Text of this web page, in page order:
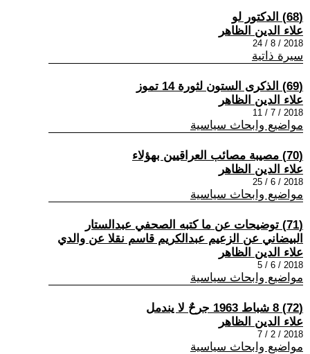
(68) الدكتور لو
علاء الدين الظاهر
2018 / 8 / 24
سيرة ذاتية
(69) الذكرى الستون لثورة 14 تموز
علاء الدين الظاهر
2018 / 7 / 11
مواضيع وابحاث سياسية
(70) مصيبة مصائب العراقيين بهؤلاء
علاء الدين الظاهر
2018 / 6 / 25
مواضيع وابحاث سياسية
(71) توضيحات عن ما كتبه الصحفي عبدالستار
البيضاني عن الزعيم عبدالكريم قاسم نقلا عن والدي
علاء الدين الظاهر
2018 / 6 / 5
مواضيع وابحاث سياسية
(72) 8 شباط 1963 جرحٌ لا يندمل
علاء الدين الظاهر
2018 / 2 / 7
مواضيع وابحاث سياسية